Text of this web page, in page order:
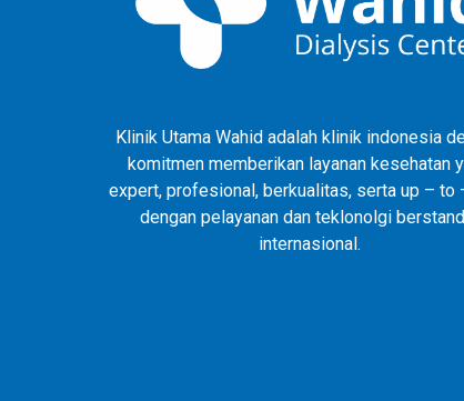
Klinik Utama Wahid adalah klinik indonesia
komitmen memberikan layanan kesehatan
expert, profesional, berkualitas, serta up – to
dengan pelayanan dan teklonolgi
internasional.